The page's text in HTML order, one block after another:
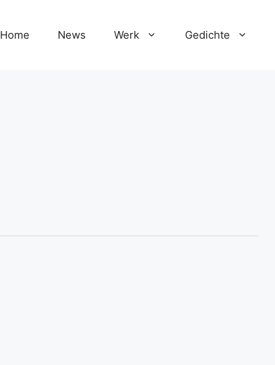
Home News Werk Gedichte